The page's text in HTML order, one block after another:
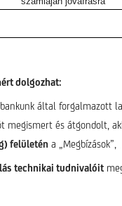
dolgozhat:
által forgalmazott
megismert és átgondolt,
felületén a
technikai tudnivalóit